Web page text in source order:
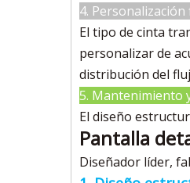
4. Personalización
El tipo de cinta
personalizar de
distribución del
5. Mantenimiento
El diseño
Pantalla
Diseñador líder,